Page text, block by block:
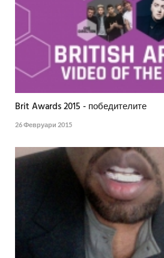
Brit Awards 2015 - победителите
26 Февруари 2015